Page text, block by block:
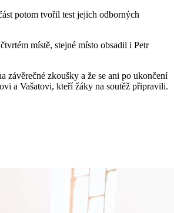
potom tvořil test jejich odborných
místě, stejné místo obsadil i Petr
závěrečné zkoušky a že se ani po ukončení
a Vašatovi, kteří žáky na soutěž připravili.